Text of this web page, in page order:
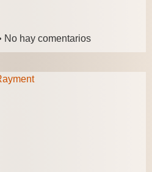
No hay comentarios